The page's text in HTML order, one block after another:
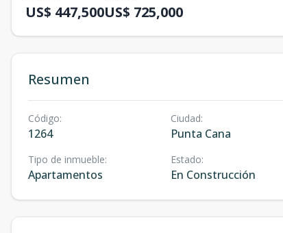
US$ 447,500US$ 725,000
Resumen
Código:
1264
Ciudad:
Punta Cana
Tipo de inmueble:
Apartamentos
Estado:
En Construcción